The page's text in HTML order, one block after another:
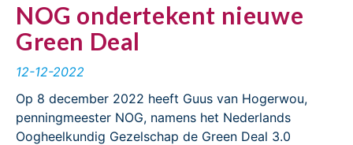
NOG ondertekent nieuwe
Green Deal
12-12-2022
Op 8 december 2022 heeft Guus van Hogerwou,
penningmeester NOG, namens het Nederlands
Oogheelkundig Gezelschap de Green Deal 3.0